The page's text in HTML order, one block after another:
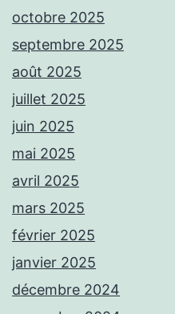
octobre 2025
septembre 2025
août 2025
juillet 2025
juin 2025
mai 2025
avril 2025
mars 2025
février 2025
janvier 2025
décembre 2024